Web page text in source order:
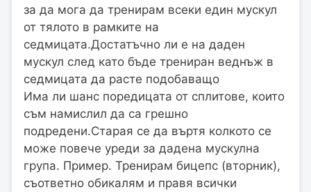
за да мога да тренирам всеки един мускул
от тялото в рамките на
седмицата.Достатъчно ли е на даден
мускул след като бъде трениран веднъж в
седмицата да расте подобаващо
Има ли шанс поредицата от сплитове, които
съм намислил да са грешно
подредени.Старая се да въртя колкото се
може повече уреди за дадена мускулна
група. Пример. Тренирам бицепс (вторник),
съответно обикалям и правя всички